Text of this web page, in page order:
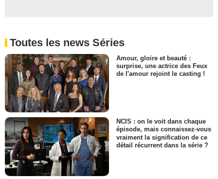
Toutes les news Séries
Amour, gloire et beauté :
surprise, une actrice des Feux
de l'amour rejoint le casting !
NCIS : on le voit dans chaque
épisode, mais connaissez-vous
vraiment la signification de ce
détail récurrent dans la série ?